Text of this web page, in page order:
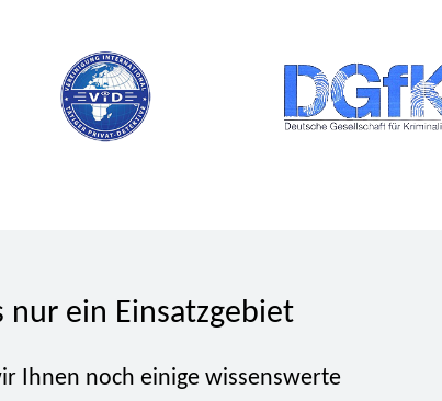
ein Einsatzgebiet
Ihnen noch einige wissenswerte